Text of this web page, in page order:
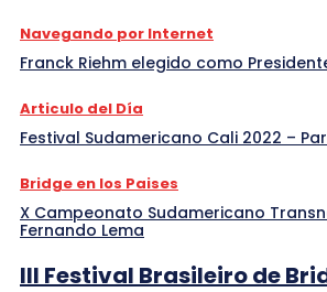
Navegando por Internet
Franck Riehm elegido como
Articulo del Día
Festival Sudamericano Cali 2022 –
Bridge en los Paises
X Campeonato Sudamericano
Fernando Lema
III Festival Brasileiro de